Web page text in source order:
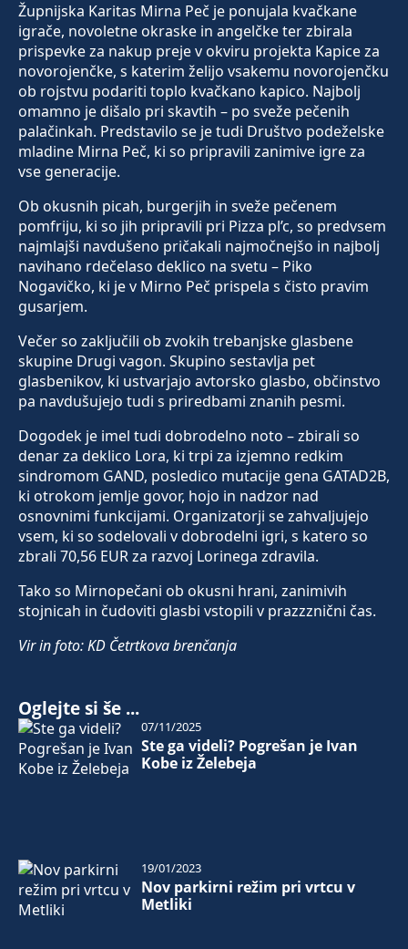
Župnijska Karitas Mirna Peč je ponujala kvačkane
igrače, novoletne okraske in angelčke ter zbirala
prispevke za nakup preje v okviru projekta Kapice za
novorojenčke, s katerim želijo vsakemu novorojenčku
ob rojstvu podariti toplo kvačkano kapico. Najbolj
omamno je dišalo pri skavtih – po sveže pečenih
palačinkah. Predstavilo se je tudi Društvo podeželske
mladine Mirna Peč, ki so pripravili zanimive igre za
vse generacije.
Ob okusnih picah, burgerjih in sveže pečenem
pomfriju, ki so jih pripravili pri Pizza pl’c, so predvsem
najmlajši navdušeno pričakali najmočnejšo in najbolj
navihano rdečelaso deklico na svetu – Piko
Nogavičko, ki je v Mirno Peč prispela s čisto pravim
gusarjem.
Večer so zaključili ob zvokih trebanjske glasbene
skupine Drugi vagon. Skupino sestavlja pet
glasbenikov, ki ustvarjajo avtorsko glasbo, občinstvo
pa navdušujejo tudi s priredbami znanih pesmi.
Dogodek je imel tudi dobrodelno noto – zbirali so
denar za deklico Lora, ki trpi za izjemno redkim
sindromom GAND, posledico mutacije gena GATAD2B,
ki otrokom jemlje govor, hojo in nadzor nad
osnovnimi funkcijami. Organizatorji se zahvaljujejo
vsem, ki so sodelovali v dobrodelni igri, s katero so
zbrali 70,56 EUR za razvoj Lorinega zdravila.
Tako so Mirnopečani ob okusni hrani, zanimivih
stojnicah in čudoviti glasbi vstopili v prazzznični čas.
Vir in foto: KD Četrtkova brenčanja
Oglejte si še ...
Ste ga videli? Pogrešan je Ivan
Kobe iz Želebeja
07/11/2025
Nov parkirni režim pri vrtcu v
Metliki
19/01/2023